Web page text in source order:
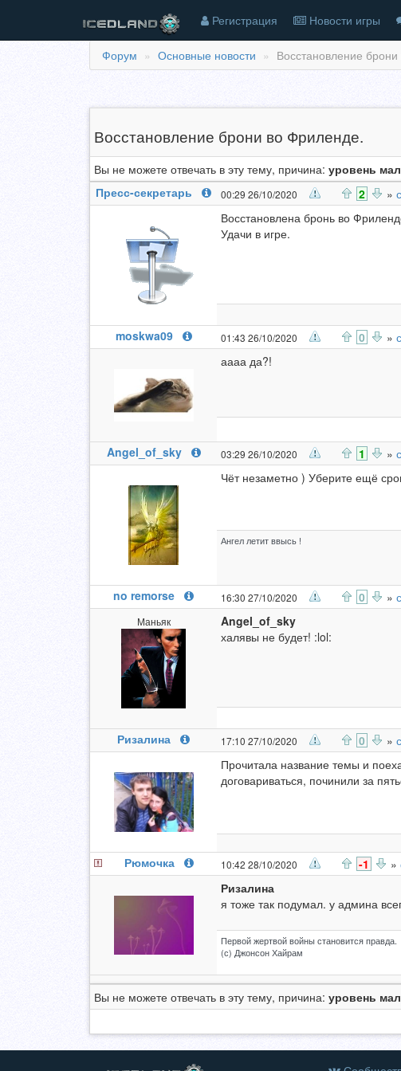
Регистрация Новости игры
Форум Основные новости Восстановление
Восстановление брони во Фриленде.
Вы не можете отвечать в эту тему, причина: уровень
Пресс-секретарь
00:29 26/10/2020 2 »
Восстановлена бронь во
Удачи в игре.
moskwa09 01:43 26/10/2020 0 »
аааа да?!
Angel_of_sky 03:29 26/10/2020 1 »
Чёт незаметно ) Уберите ещё
Ангел летит ввысь !
no remorse 16:30 27/10/2020 0 »
Маньяк
Angel_of_sky
халявы не будет! :lol:
Ризалина 17:10 27/10/2020 0 »
Прочитала название темы и
договариваться, починили за
Рюмочка 10:42 28/10/2020 -1 »
Ризалина
я тоже так подумал. у админа
Первой жертвой войны становится правда.
(с) Джонсон Хайрам
Вы не можете отвечать в эту тему, причина: уровень